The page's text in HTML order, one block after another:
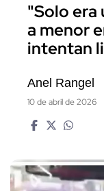
"Solo era
a menor
intentan
Anel Rangel
10 de abril de 2026